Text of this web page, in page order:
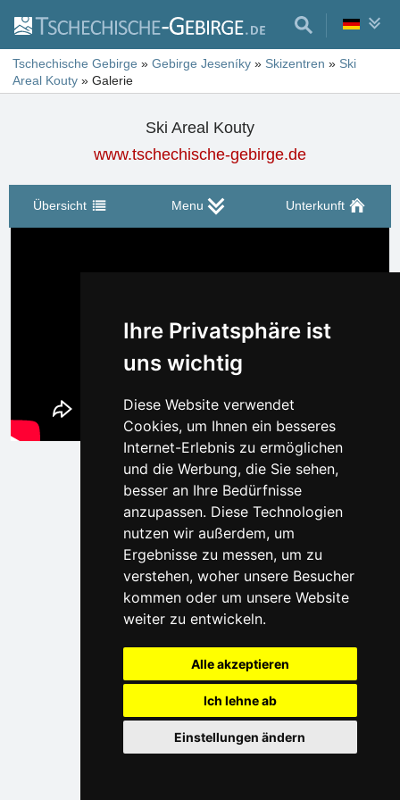
Ihre Privatsphäre ist
uns wichtig
Diese Website verwendet
Cookies, um Ihnen ein besseres
Internet-Erlebnis zu ermöglichen
und die Werbung, die Sie sehen,
besser an Ihre Bedürfnisse
anzupassen. Diese Technologien
nutzen wir außerdem, um
Ergebnisse zu messen, um zu
verstehen, woher unsere Besucher
kommen oder um unsere Website
weiter zu entwickeln.
Alle akzeptieren
Ich lehne ab
Einstellungen ändern
Tschechische Gebirge » Gebirge Jeseníky » Skizentren » Ski
Areal Kouty » Galerie
Ski Areal Kouty
www.tschechische-gebirge.de
Übersicht Menu Unterkunft